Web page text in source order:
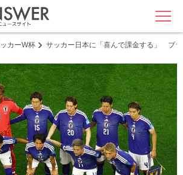
MENU
カーW杯 サッカー日本に「喜んで課金する」 ブ